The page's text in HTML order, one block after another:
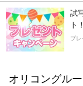
試
ト！
プ
オリコングル